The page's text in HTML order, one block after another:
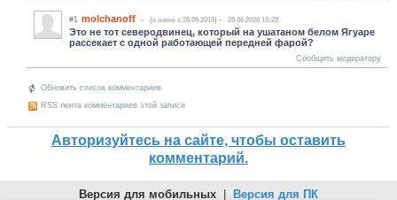
#1 molchanoff (c нами с 28.09.2015) 29.06.2026 15:28
Это не тот северодвинец, который на ушатаном белом Ягуаре
рассекает с одной работающей передней фарой?
Сообщить модератору
Обновить список комментариев
RSS лента комментариев этой записи
Авторизуйтесь на сайте, чтобы оставить
комментарий.
Версия для мобильных Версия для ПК